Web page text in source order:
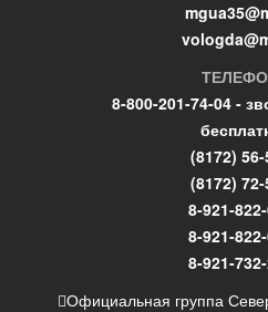
8-800-201-74-04 -
(8172) 56-
(8172)
8-921-
8-921-
8-921-
Официальная группа